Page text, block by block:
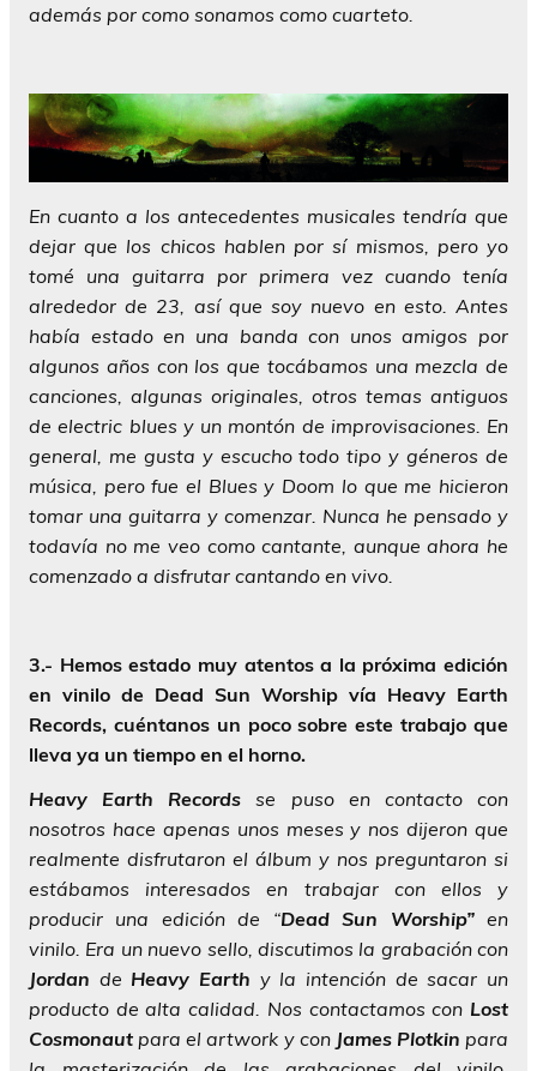
además por como sonamos como cuarteto.
En cuanto a los antecedentes musicales tendría que
dejar que los chicos hablen por sí mismos, pero yo
tomé una guitarra por primera vez cuando tenía
alrededor de 23, así que soy nuevo en esto. Antes
había estado en una banda con unos amigos por
algunos años con los que tocábamos una mezcla de
canciones, algunas originales, otros temas antiguos
de electric blues y un montón de improvisaciones. En
general, me gusta y escucho todo tipo y géneros de
música, pero fue el Blues y Doom lo que me hicieron
tomar una guitarra y comenzar. Nunca he pensado y
todavía no me veo como cantante, aunque ahora he
comenzado a disfrutar cantando en vivo.
3.- Hemos estado muy atentos a la próxima edición
en vinilo de Dead Sun Worship vía Heavy Earth
Records, cuéntanos un poco sobre este trabajo que
lleva ya un tiempo en el horno.
Heavy Earth Records se puso en contacto con
nosotros hace apenas unos meses y nos dijeron que
realmente disfrutaron el álbum y nos preguntaron si
estábamos interesados en trabajar con ellos y
producir una edición de “Dead Sun Worship”en
vinilo. Era un nuevo sello, discutimos la grabación con
Jordan de Heavy Earth y la intención de sacar un
producto de alta calidad. Nos contactamos con Lost
Cosmonaut para el artwork y con James Plotkin para